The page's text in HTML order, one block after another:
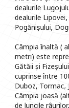
dealurile
dealurile
Pogănișului,
Câmpia înaltă (
metri) este
Gătăii și
cuprinse între
Duboz, Tormac,
Câmpia joasă
de luncile